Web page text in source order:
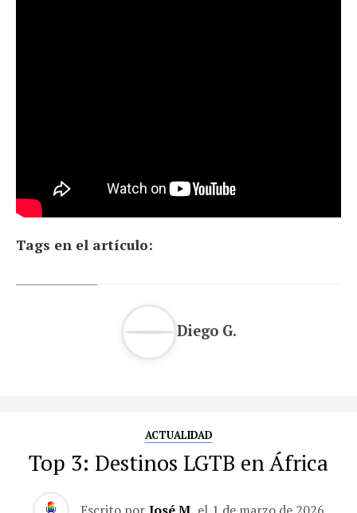
Tags en el artículo:
Diego G.
ACTUALIDAD
Top 3: Destinos LGTB en África